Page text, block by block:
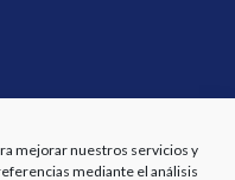
mejorar nuestros servicios y
mediante el análisis